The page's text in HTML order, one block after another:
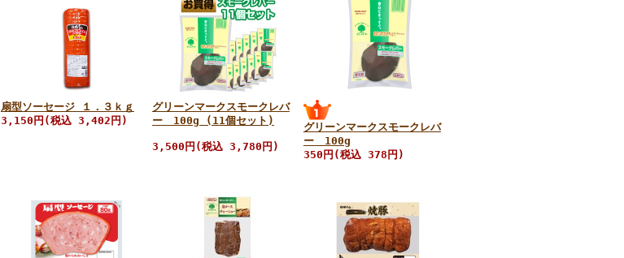
扇型ソーセージ １．３ｋｇ
3,150円(税込 3,402円)
グリーンマークスモークレバ
ー 100g (11個セット)
3,500円(税込 3,780円)
グリーンマークスモークレバ
ー 100g
350円(税込 378円)